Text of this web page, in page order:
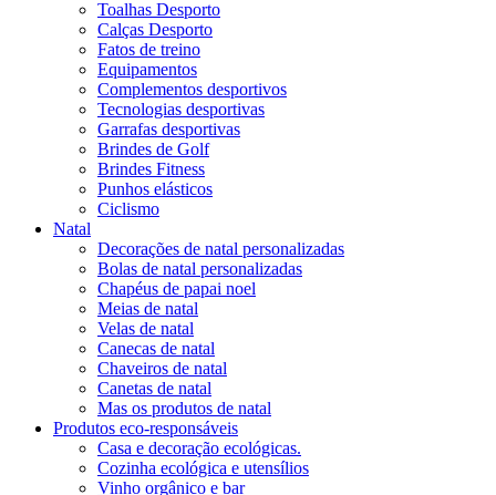
Toalhas Desporto
Calças Desporto
Fatos de treino
Equipamentos
Complementos desportivos
Tecnologias desportivas
Garrafas desportivas
Brindes de Golf
Brindes Fitness
Punhos elásticos
Ciclismo
Natal
Decorações de natal personalizadas
Bolas de natal personalizadas
Chapéus de papai noel
Meias de natal
Velas de natal
Canecas de natal
Chaveiros de natal
Canetas de natal
Mas os produtos de natal
Produtos eco-responsáveis
Casa e decoração ecológicas.
Cozinha ecológica e utensílios
Vinho orgânico e bar